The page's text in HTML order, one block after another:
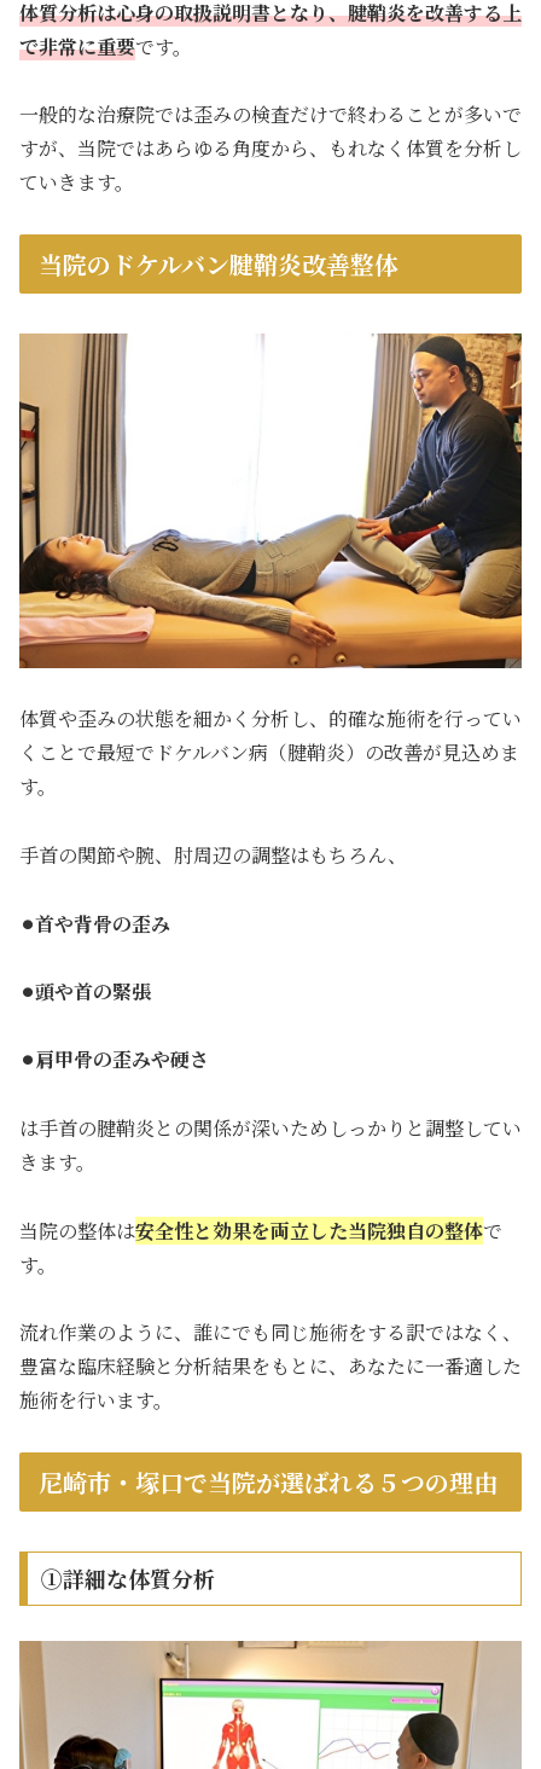
体質分析は心身の取扱説明書となり、腱鞘炎を改善する上
で非常に重要です。
一般的な治療院では歪みの検査だけで終わることが多いで
すが、当院ではあらゆる角度から、もれなく体質を分析し
ていきます。
当院のドケルバン腱鞘炎改善整体
体質や歪みの状態を細かく分析し、的確な施術を行ってい
くことで最短でドケルバン病（腱鞘炎）の改善が見込めま
す。
手首の関節や腕、肘周辺の調整はもちろん、
⚫︎首や背骨の歪み
⚫︎頭や首の緊張
⚫︎肩甲骨の歪みや硬さ
は手首の腱鞘炎との関係が深いためしっかりと調整してい
きます。
当院の整体は安全性と効果を両立した当院独自の整体で
す。
流れ作業のように、誰にでも同じ施術をする訳ではなく、
豊富な臨床経験と分析結果をもとに、あなたに一番適した
施術を行います。
尼崎市・塚口で当院が選ばれる５つの理由
①詳細な体質分析